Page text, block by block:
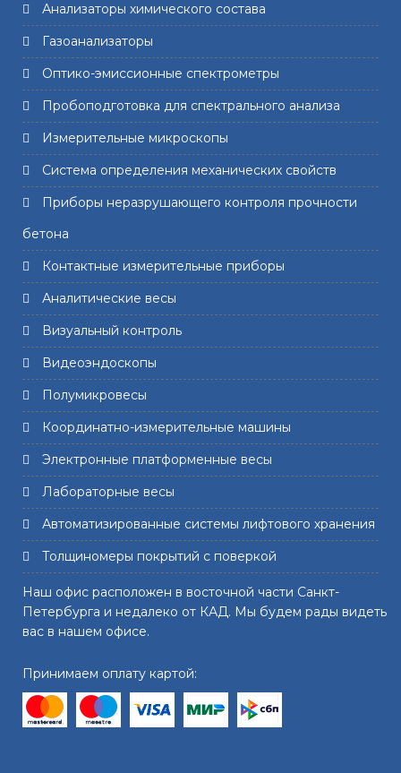
Анализаторы химического состава
Газоанализаторы
Оптико-эмиссионные спектрометры
Пробоподготовка для спектрального анализа
Измерительные микроскопы
Система определения механических свойств
Приборы неразрушающего контроля прочности
бетона
Контактные измерительные приборы
Аналитические весы
Визуальный контроль
Видеоэндоскопы
Полумикровесы
Координатно-измерительные машины
Электронные платформенные весы
Лабораторные весы
Автоматизированные системы лифтового хранения
Толщиномеры покрытий с поверкой
Наш офис расположен в восточной части Санкт-
Петербурга и недалеко от КАД. Мы будем рады видеть
вас в нашем офисе.
Принимаем оплату картой: